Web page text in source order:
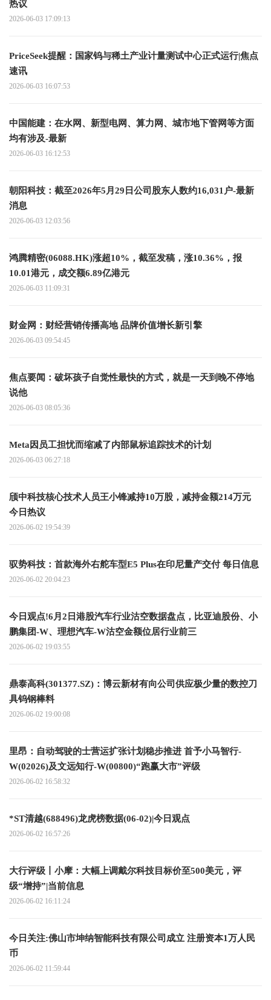
热议
2026-06-03 17:09:13
PriceSeek提醒：国家钨与稀土产业计量测试中心正式运行|焦点
速讯
2026-06-03 16:07:53
中国能建：在水网、新型电网、算力网、城市地下管网等方面
均有涉及-最新
2026-06-03 16:12:53
朝阳科技：截至2026年5月29日公司股东人数约16,031户-最新
消息
2026-06-03 12:03:56
鸿腾精密(06088.HK)涨超10%，截至发稿，涨10.36%，报
10.01港元，成交额6.89亿港元
2026-06-03 11:09:31
财金网：财经营销传播高地 品牌价值增长新引擎
2026-06-03 09:54:45
焦点要闻：破坏孩子自觉性最快的方式，就是一天到晚不停地
说他
2026-06-03 08:05:36
Meta因员工担忧而缩减了内部鼠标追踪技术的计划
2026-06-03 06:27:18
颀中科技核心技术人员王小锋减持10万股，减持金额214万元
今日热议
2026-06-02 19:54:39
驭势科技：首款海外右舵车型E5 Plus在印尼量产交付 每日信息
2026-06-02 20:04:23
今日观点!6月2日港股汽车行业沽空数据盘点，比亚迪股份、小
鹏集团-W、理想汽车-W沽空金额位居行业前三
2026-06-02 19:03:55
鼎泰高科(301377.SZ)：博云新材有向公司供应极少量的数控刀
具钨钢棒料
2026-06-02 19:00:08
里昂：自动驾驶的士营运扩张计划稳步推进 首予小马智行-
W(02026)及文远知行-W(00800)“跑赢大市”评级
2026-06-02 16:58:32
*ST清越(688496)龙虎榜数据(06-02)|今日观点
2026-06-02 16:57:26
大行评级丨小摩：大幅上调戴尔科技目标价至500美元，评
级“增持”|当前信息
2026-06-02 16:11:24
今日关注:佛山市坤纳智能科技有限公司成立 注册资本1万人民
币
2026-06-02 11:59:44